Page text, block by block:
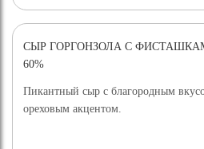
НОВИНКА
СЫР ГОРГОНЗОЛА С
60%
Пикантный сыр с благородным
ореховым акцентом.